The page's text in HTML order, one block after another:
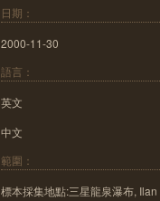
日期：
2000-11-30
語言：
英文
中文
範圍：
標本採集地點:三星龍泉瀑布,